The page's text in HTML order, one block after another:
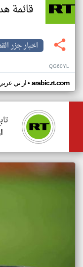
قائمة
اخبار جزر
QG60YL
ار تي• arabic.rt.com